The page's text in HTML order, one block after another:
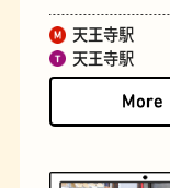
天王寺駅
天王寺駅